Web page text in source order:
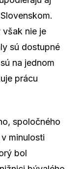
však nie je
sú dostupné
na jednom
prácu
spoločného
minulosti
bol